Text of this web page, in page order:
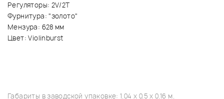
Регуляторы: 2V/2T
Фурнитура: "золото"
Мензура: 628 мм
Цвет: Violinburst
Габариты в заводской упаковке: 1.04 x 0.5 x 0.16 м.